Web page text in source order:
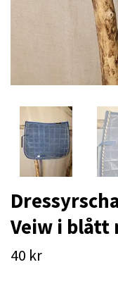
Veiw i blått
40 kr